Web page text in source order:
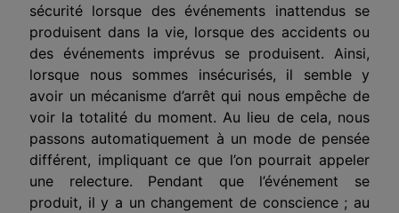
sécurité lorsque des événements inattendus se
produisent dans la vie, lorsque des accidents ou
des événements imprévus se produisent. Ainsi,
lorsque nous sommes insécurisés, il semble y
avoir un mécanisme d’arrêt qui nous empêche de
voir la totalité du moment. Au lieu de cela, nous
passons automatiquement à un mode de pensée
différent, impliquant ce que l’on pourrait appeler
une relecture. Pendant que l’événement se
produit, il y a un changement de conscience ; au